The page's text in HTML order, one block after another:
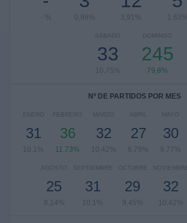
- % 0,98% 3,91% 1,63%
SÁBADO
33
10,75%
DOMINGO
245
79,8%
Nº DE PARTIDOS POR MES
ENERO
31
10,1%
FEBRERO
36
11,73%
MARZO
32
10,42%
ABRIL
27
8,79%
MAYO
30
9,77%
AGOSTO
25
8,14%
SEPTIEMBRE
31
10,1%
OCTUBRE
29
9,45%
NOVIEMBRE
32
10,42%